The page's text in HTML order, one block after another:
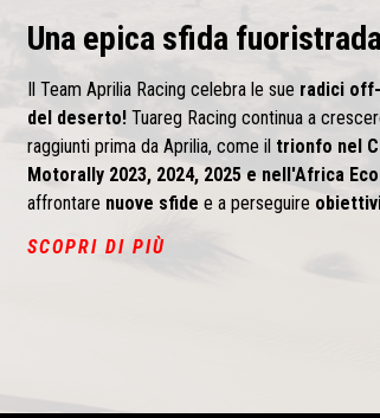
Una epica sfida
Il Team Aprilia Racing celebra le sue radici
del deserto! Tuareg Racing continua a
raggiunti prima da Aprilia, come il trionfo nel
Motorally 2023, 2024, 2025 e nell'Africa
affrontare nuove sfide e a perseguire
SCOPRI DI PIÙ